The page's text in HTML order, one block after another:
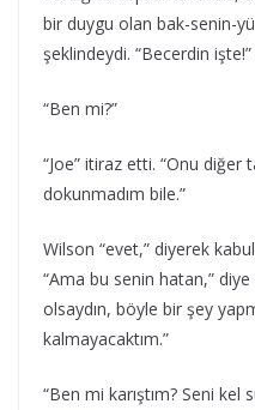
bir duygu olan bak-senin-
şeklindeydi. “Becerdin
“Ben mi?”
“Joe” itiraz etti. “Onu diğer
dokunmadım bile.”
Wilson “evet,” diyerek
“Ama bu senin hatan,” diye
olsaydın, böyle bir şey
kalmayacaktım.”
“Ben mi karıştım? Seni